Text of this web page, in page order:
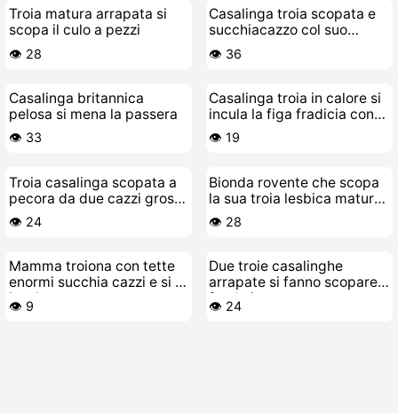
Troia matura arrapata si
scopa il culo a pezzi
👁️ 28
Casalinga troia scopata e
succhiacazzo col suo
amante
👁️ 36
Casalinga britannica
pelosa si mena la passera
👁️ 33
Casalinga troia in calore si
incula la figa fradicia con
olio
👁️ 19
Troia casalinga scopata a
pecora da due cazzi grossi
contemporaneamente
👁️ 24
Bionda rovente che scopa
la sua troia lesbica matura
tutta la notte
👁️ 28
Mamma troiona con tette
enormi succhia cazzi e si fa
inzalare
👁️ 9
Due troie casalinghe
arrapate si fanno scopare a
fondo in un terzetto
bollente
👁️ 24